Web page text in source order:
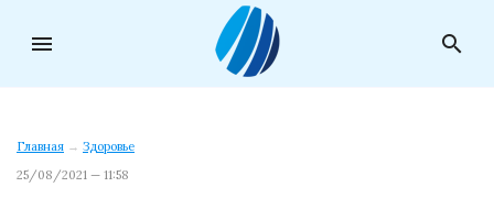
menu search
Главная → Здоровье
25/08/2021 — 11:58